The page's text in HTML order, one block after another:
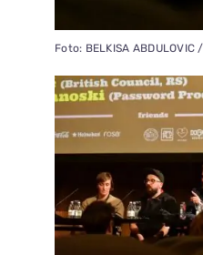
Foto: BELKISA ABDULOVIC